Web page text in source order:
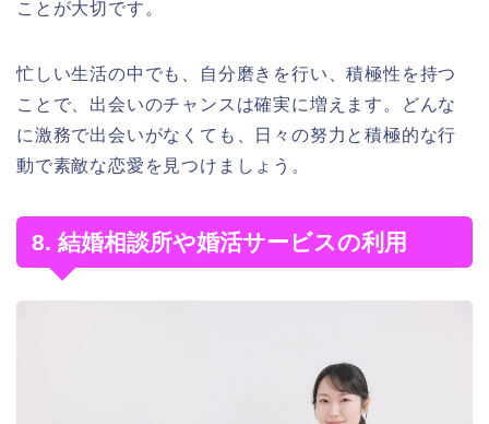
ことが大切です。
忙しい生活の中でも、自分磨きを行い、積極性を持つ
ことで、出会いのチャンスは確実に増えます。どんな
に激務で出会いがなくても、日々の努力と積極的な行
動で素敵な恋愛を見つけましょう。
8. 結婚相談所や婚活サービスの利用